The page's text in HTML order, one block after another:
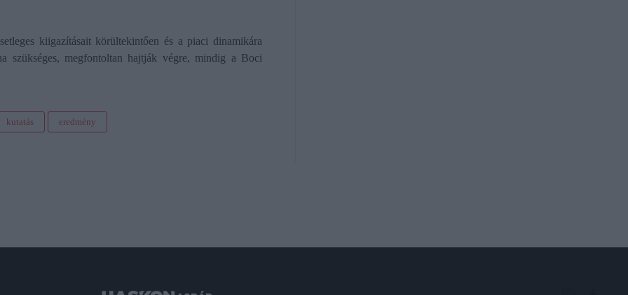
kiigazításait körültekintően és a piaci dinamikára
szükséges, megfontoltan hajtják végre, mindig a Boci
kutatás eredmény